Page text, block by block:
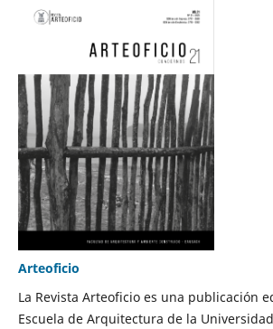
Arteoficio
La Revista Arteoficio es una publicación
Escuela de Arquitectura de la